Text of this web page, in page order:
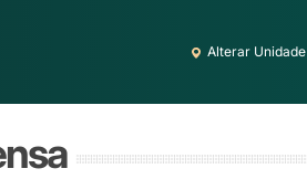
Alterar Unidade